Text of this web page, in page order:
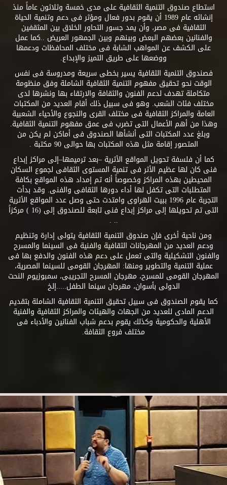
استطاع صندوق التنمية الثقافية على مدى خمسة وثلاثون عاماً منذ
إنشائه عام 1989 أن يقوم بدور فعال ومؤثر فى دعم وتنمية الحياة
الثقافية فى مصر، وأن يمد جسور التحاور الخلاق بين المثقفين
والفنانين بعضهم البعض وبينهم وبين الجمهور العريض ..كما عمل
على الكشف عن المواهب الشابة فى مختلف المحافظات ودعمها
ووضعها على طريق التميز والإبداع.
فصندوق التنمية الثقافية يسير بخطى سريعة ومدروسة فى نفس
الوقت نحو تحقيق مفهوم التنمية الثقافية الشاملة وفق منظومة
متكاملة تهدف لدعم الفنون والثقافة والارتقاء بها ونشرها لدى
مختلف فئات الشعب. وهو فى سبيل ذلك أقام العديد من المكتبات
العامة والمراكز الثقافية فى مختلف القرى والنجوع والأحياء الشعبية
وهذا من أهم الأعمال التى تضرب فى عمق مفهوم التنمية الثقافية.
وبلغ عدد المكتبات التى أنشأها الصندوق فى أماكن لم يكن من
المتصور إقامة مثل هذه المكتبات بها حوالى 90 مكتبة .
كما أن فلسفة تحويل المواقع الأثرية –بعد ترميمها–إلى مراكز إبداع
فنى كان لها عظيم الأثر فى تنمية المستوى الثقافى لجموع السكان
المحيطين بهذه المراكز وخصوصاً أنه تم إمداد هذه المواقع بكافة
المتطلبات التى تكفل لها أداء دورها الثقافى والفنى. وقد بدأت
التجربة عام 1996 ببيت الهراوى وامتدت حتى وصل عدد المواقع الأثرية
التى تم تحويلها إلى مراكز إبداع فنى تابعة للصندوق إلى (16 ) مركزاً
.. .
ومن ناحية أخرى فإن صندوق التنمية الثقافية يتولى إدارة وتنظيم
ودعم العديد من المهرجانات الثقافية والفنية فى السينما والمسرح
والفنون التشكيلية والتى تعمل على دعم هذه الفنون والدفع بها فى
عملية التنمية والتطوير ومنها: المهرجان القومى للسينما المصرية،
المهرجان القومى للمسرح، مهرجان المسرح التجريبى، سمبوزيوم النحت
الدولى بأسوان، مهرجان سينما الطفل.....إلخ
كما يقوم الصندوق فى سبيل تحقيق التنمية الثقافية الشاملة بتقديم
الدعم المادى للعديد من الجهات والهيئات والمراكز الثقافية والفنية
الأهلية والحكومية وكذلك يقوم بدعم شباب الفنانين والأدباء فى
مختلف فروع الثقافة.